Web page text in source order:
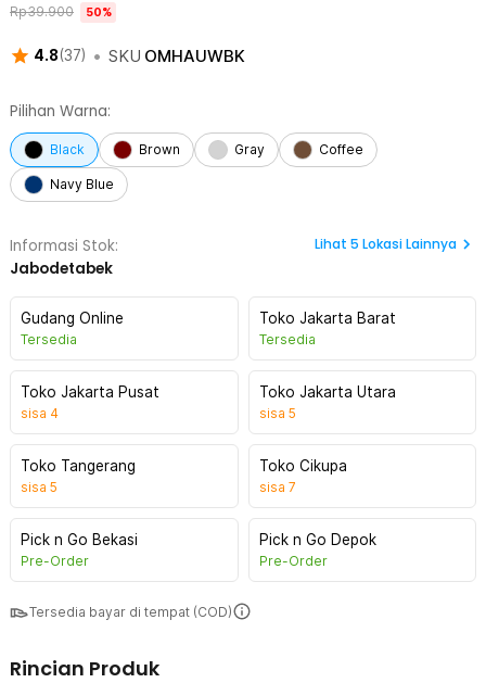
4.8(37) • SKU OMHAUWBK
Rp39.900 50%
Pilihan Warna:
Black Brown Gray Coffee
Navy Blue
Informasi Stok:
Jabodetabek
Lihat 5 Lokasi Lainnya
Gudang Online
Tersedia
Toko Jakarta Barat
Tersedia
Toko Jakarta Pusat
sisa 4
Toko Jakarta Utara
sisa 5
Toko Tangerang
sisa 5
Toko Cikupa
sisa 7
Pick n Go Bekasi
Pre-Order
Pick n Go Depok
Pre-Order
Tersedia bayar di tempat (COD)
Rincian Produk